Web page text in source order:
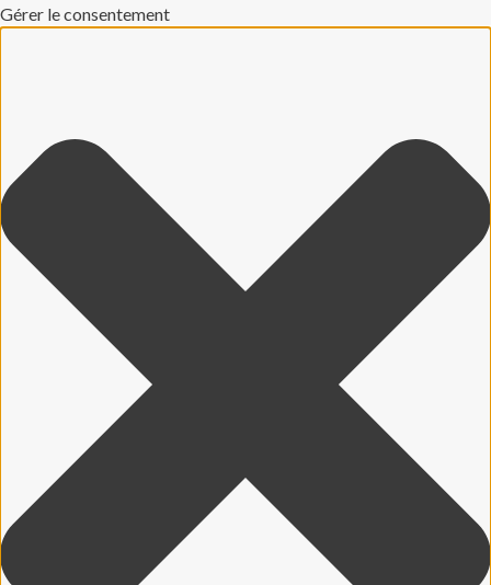
Gérer le consentement